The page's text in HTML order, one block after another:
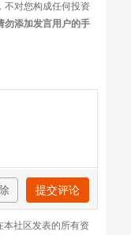
不对您构成任何投资
勿添加发言用户的手
提交评论
本社区发表的所有资